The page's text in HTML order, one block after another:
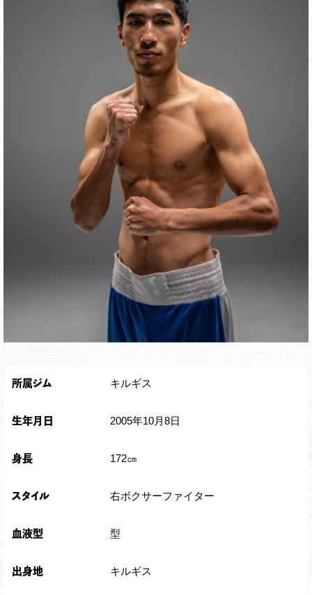
所属ジム キルギス
生年月日 2005年10月8日
身長 172㎝
スタイル 右ボクサーファイター
血液型 型
出身地 キルギス